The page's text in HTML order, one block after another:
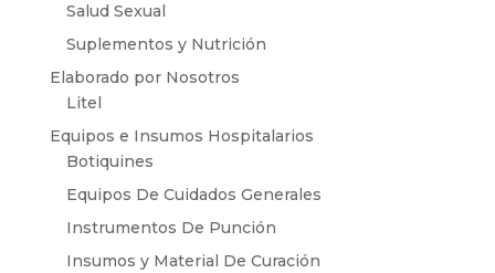
Salud Sexual
Suplementos y Nutrición
Elaborado por Nosotros
Litel
Equipos e Insumos Hospitalarios
Botiquines
Equipos De Cuidados Generales
Instrumentos De Punción
Insumos y Material De Curación